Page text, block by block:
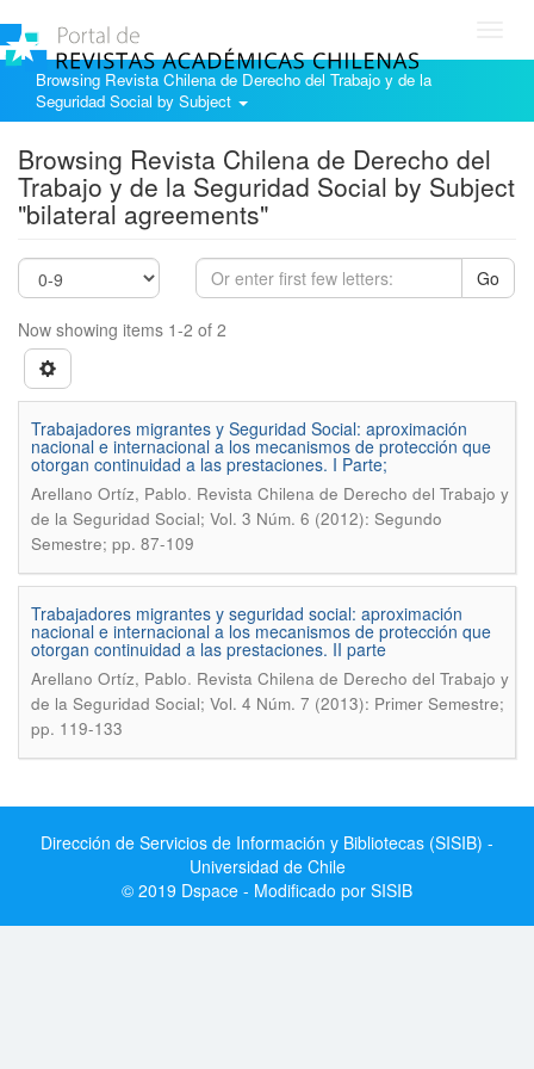
Browsing Revista Chilena de Derecho del Trabajo y de la
Seguridad Social by Subject
Browsing Revista Chilena de Derecho del
Trabajo y de la Seguridad Social by Subject
"bilateral agreements"
Go
Now showing items 1-2 of 2
Trabajadores migrantes y Seguridad Social: aproximación
nacional e internacional a los mecanismos de protección que
otorgan continuidad a las prestaciones. I Parte;
Arellano Ortíz, Pablo. Revista Chilena de Derecho del Trabajo y
de la Seguridad Social; Vol. 3 Núm. 6 (2012): Segundo
Semestre; pp. 87-109
Trabajadores migrantes y seguridad social: aproximación
nacional e internacional a los mecanismos de protección que
otorgan continuidad a las prestaciones. II parte
Arellano Ortíz, Pablo. Revista Chilena de Derecho del Trabajo y
de la Seguridad Social; Vol. 4 Núm. 7 (2013): Primer Semestre;
pp. 119-133
Dirección de Servicios de Información y Bibliotecas (SISIB) -
Universidad de Chile
© 2019 Dspace - Modificado por SISIB